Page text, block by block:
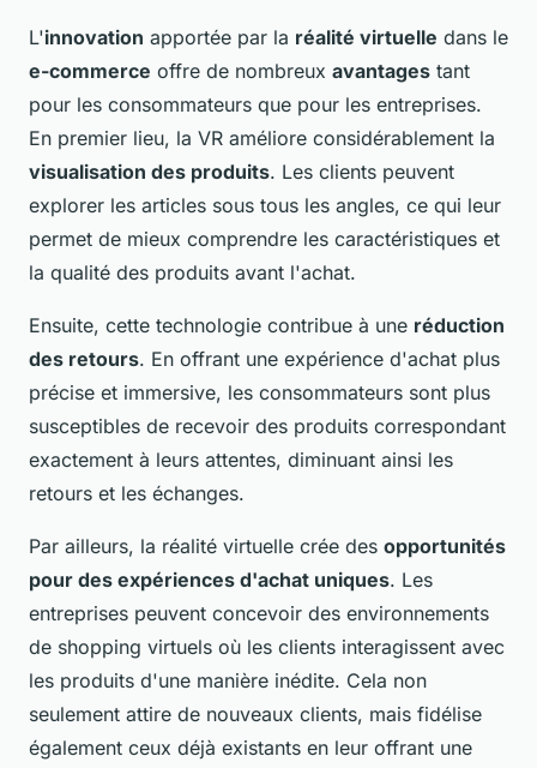
L'innovation apportée par la réalité virtuelle dans le
e-commerce offre de nombreux avantages tant
pour les consommateurs que pour les entreprises.
En premier lieu, la VR améliore considérablement la
visualisation des produits. Les clients peuvent
explorer les articles sous tous les angles, ce qui leur
permet de mieux comprendre les caractéristiques et
la qualité des produits avant l'achat.
Ensuite, cette technologie contribue à une réduction
des retours. En offrant une expérience d'achat plus
précise et immersive, les consommateurs sont plus
susceptibles de recevoir des produits correspondant
exactement à leurs attentes, diminuant ainsi les
retours et les échanges.
Par ailleurs, la réalité virtuelle crée des opportunités
pour des expériences d'achat uniques. Les
entreprises peuvent concevoir des environnements
de shopping virtuels où les clients interagissent avec
les produits d'une manière inédite. Cela non
seulement attire de nouveaux clients, mais fidélise
également ceux déjà existants en leur offrant une